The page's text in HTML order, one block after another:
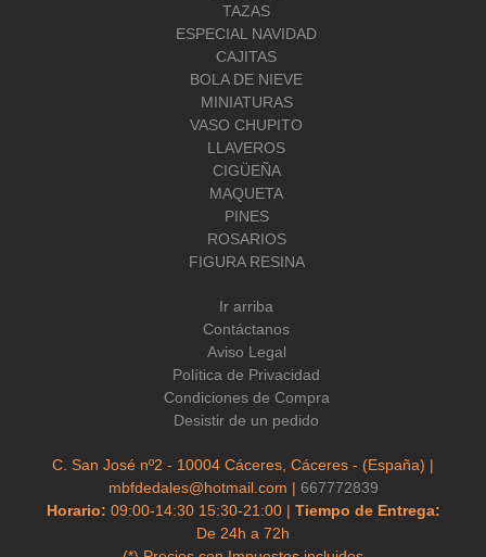
TAZAS
ESPECIAL NAVIDAD
CAJITAS
BOLA DE NIEVE
MINIATURAS
VASO CHUPITO
LLAVEROS
CIGÜEÑA
MAQUETA
PINES
ROSARIOS
FIGURA RESINA
Ir arriba
Contáctanos
Aviso Legal
Política de Privacidad
Condiciones de Compra
Desistir de un pedido
C. San José nº2 - 10004 Cáceres, Cáceres - (España) |
mbfdedales@hotmail.com | 667772839
Horario: 09:00-14:30 15:30-21:00 | Tiempo de Entrega:
De 24h a 72h